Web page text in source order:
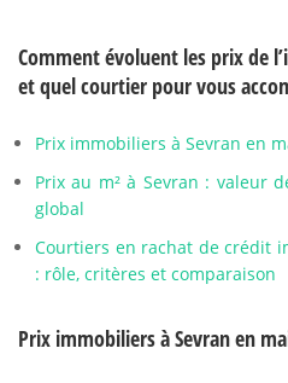
Comment évoluent les prix de
et quel courtier pour vous
Prix immobiliers à Sevran en
Prix au m² à Sevran : valeur
global
Courtiers en rachat de crédit
: rôle, critères et comparaison
Prix immobiliers à Sevran en